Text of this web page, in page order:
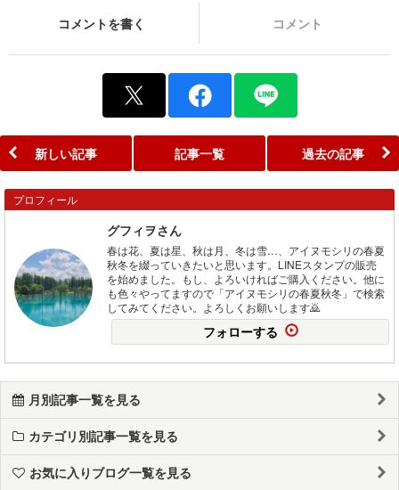
コメントを書く コメント
新しい記事 記事一覧 過去の記事
プロフィール
グフィヲさん
春は花、夏は星、秋は月、冬は雪…、アイヌモシリの春夏
秋冬を綴っていきたいと思います。LINEスタンプの販売
を始めました。もし、よろいければご購入ください。他に
も色々やってますので「アイヌモシリの春夏秋冬」で検索
してみてください。よろしくお願いします🙇
フォローする
月別記事一覧を見る
カテゴリ別記事一覧を見る
お気に入りブログ一覧を見る